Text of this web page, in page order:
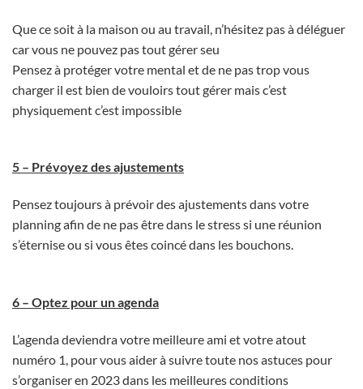
Que ce soit à la maison ou au travail, n’hésitez pas à déléguer
car vous ne pouvez pas tout gérer seu
Pensez à protéger votre mental et de ne pas trop vous
charger il est bien de vouloirs tout gérer mais c’est
physiquement c’est impossible
5 – Prévoyez des ajustements
Pensez toujours à prévoir des ajustements dans votre
planning afin de ne pas être dans le stress si une réunion
s’éternise ou si vous êtes coincé dans les bouchons.
6 – Optez pour un agenda
L’agenda deviendra votre meilleure ami et votre atout
numéro 1, pour vous aider à suivre toute nos astuces pour
s’organiser en 2023 dans les meilleures conditions